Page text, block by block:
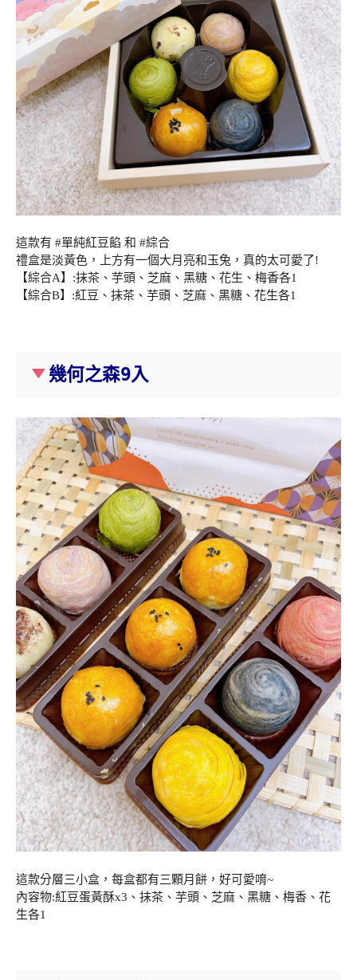
這款有 #單純紅豆餡 和 #綜合
禮盒是淡黃色，上方有一個大月亮和玉兔，真的太可愛了!
【綜合A】:抹茶、芋頭、芝麻、黑糖、花生、梅香各1
【綜合B】:紅豆、抹茶、芋頭、芝麻、黑糖、花生各1
幾何之森9入
這款分層三小盒，每盒都有三顆月餅，好可愛唷~
內容物:紅豆蛋黃酥x3、抹茶、芋頭、芝麻、黑糖、梅香、花
生各1